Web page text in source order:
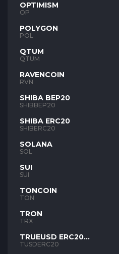
OPTIMISM
OP
POLYGON
POL
QTUM
QTUM
RAVENCOIN
RVN
SHIBA BEP20
SHIBBEP20
SHIBA ERC20
SHIBERC20
SOLANA
SOL
SUI
SUI
TONCOIN
TON
TRON
TRX
TRUEUSD ERC20
TUSD
TUSDERC20